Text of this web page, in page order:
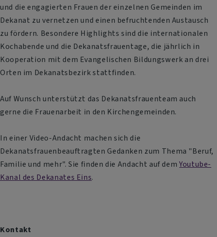
und die engagierten Frauen der einzelnen Gemeinden im
Dekanat zu vernetzen und einen befruchtenden Austausch
zu fördern. Besondere Highlights sind die internationalen
Kochabende und die Dekanatsfrauentage, die jährlich in
Kooperation mit dem Evangelischen Bildungswerk an drei
Orten im Dekanatsbezirk stattfinden.
Auf Wunsch unterstützt das Dekanatsfrauenteam auch
gerne die Frauenarbeit in den Kirchengemeinden.
In einer Video-Andacht machen sich die
Dekanatsfrauenbeauftragten Gedanken zum Thema "Beruf,
Familie und mehr". Sie finden die Andacht auf demYoutube-
Kanal des Dekanates Eins.
Kontakt